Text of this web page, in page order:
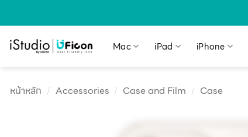
Mac iPad iPhone
หน้าหลัก / Accessories / Case and Film / Case